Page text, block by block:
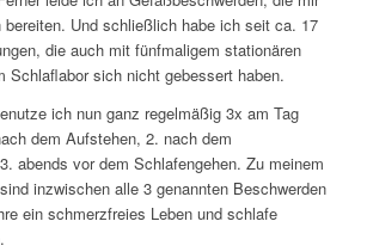
Und schließlich habe ich seit ca. 17
die auch mit fünfmaligem stationären
Schlaflabor sich nicht gebessert haben.
ich nun ganz regelmäßig 3x am Tag
dem Aufstehen, 2. nach dem
abends vor dem Schlafengehen. Zu meinem
inzwischen alle 3 genannten Beschwerden
ein schmerzfreies Leben und schlafe